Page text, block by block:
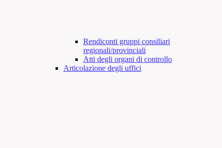
Rendiconti gruppi consiliari
regionali/provinciali
Atti degli organi di controllo
Articolazione degli uffici